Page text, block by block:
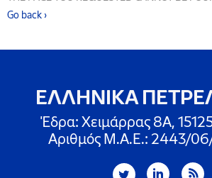
Go back ›
ΕΛΛΗΝΙΚΑ
Έδρα: Χειμάρρας 8A,
Αριθμός Μ.Α.Ε.: 2443/